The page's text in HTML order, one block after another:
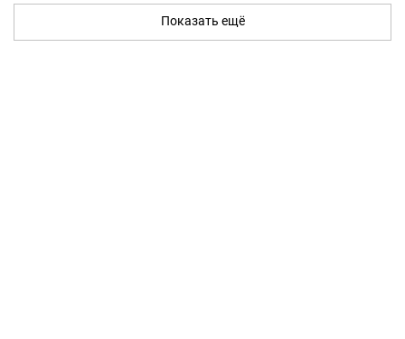
Показать ещё